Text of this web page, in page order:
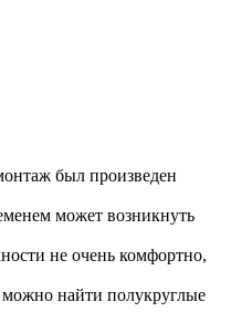
был произведен
может возникнуть
не очень комфортно,
можно найти полукруглые